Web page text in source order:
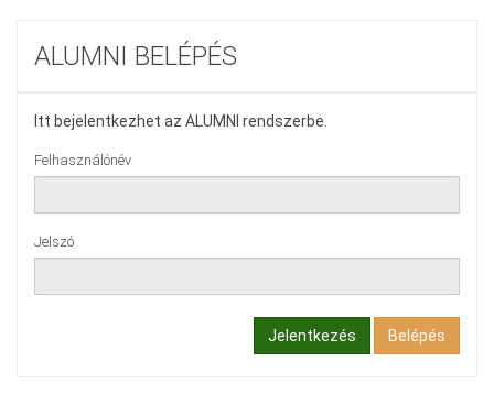
ALUMNI BELÉPÉS
Itt bejelentkezhet az ALUMNI rendszerbe.
Felhasználónév
Jelszó
Jelentkezés Belépés